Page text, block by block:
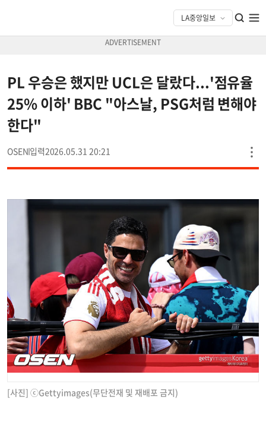
PL 우승은 했지만 UCL은 달랐다...'점유율
25% 이하' BBC "아스날, PSG처럼 변해야
한다"
OSEN 2026.05.31 20:21
[사진] ⓒGettyimages(무단전재 및 재배포 금지)